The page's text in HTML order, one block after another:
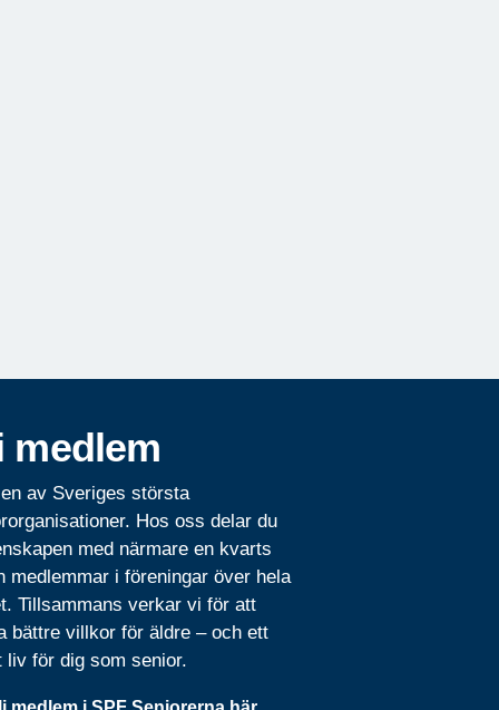
medlem
av Sveriges största
Hos oss delar du
med närmare en kvarts
medlemmar i föreningar över hela
Tillsammans verkar vi för att
bättre villkor för äldre – och ett
liv för dig som senior.